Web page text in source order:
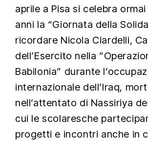
aprile a Pisa si celebra
anni la “Giornata della
ricordare Nicola Ciardelli,
dell’Esercito nella
Babilonia” durante
internazionale dell’Iraq,
nell’attentato di Nassiriya
cui le scolaresche
progetti e incontri anche in